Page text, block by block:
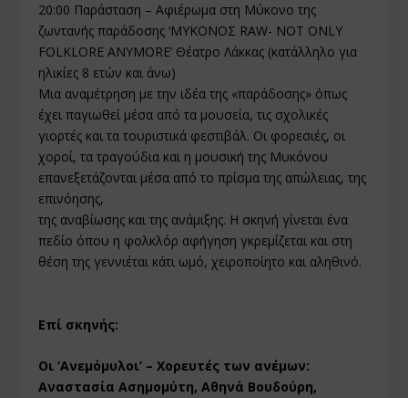
20:00 Παράσταση – Αφιέρωμα στη Μύκονο της
ζωντανής παράδοσης ‘MΥΚΟΝΟΣ RAW- NOT ONLY
FOLKLORE ANYMORE’ Θέατρο Λάκκας (κατάλληλο για
ηλικίες 8 ετών και άνω)
Μια αναμέτρηση με την ιδέα της «παράδοσης» όπως
έχει παγιωθεί μέσα από τα μουσεία, τις σχολικές
γιορτές και τα τουριστικά φεστιβάλ. Οι φορεσιές, οι
χοροί, τα τραγούδια και η μουσική της Μυκόνου
επανεξετάζονται μέσα από το πρίσμα της απώλειας, της
επινόησης,
της αναβίωσης και της ανάμιξης. Η σκηνή γίνεται ένα
πεδίο όπου η φολκλόρ αφήγηση γκρεμίζεται και στη
θέση της γεννιέται κάτι ωμό, χειροποίητο και αληθινό.
Επί σκηνής:
Οι ‘Ανεμόμυλοι’ – Χορευτές των ανέμων:
Αναστασία Ασημομύτη, Αθηνά Βουδούρη,